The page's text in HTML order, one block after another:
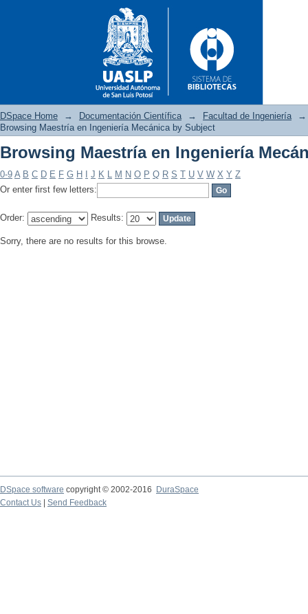
Browsing Maestría en
DSpace Home → Documentación Científica → Facultad de Ingeniería
→
Browsing Maestría en Ingeniería Mecánica by Subject
Browsing Maestría en Ingeniería
0-9 A B C D E F G H J K L M N O P Q R S T U V W X Y Z
Or enter first few letters:
Order: Results:
Sorry, there are no results for this browse.
DSpace software copyright © 2002-2016
DuraSpace
Contact Us
Send Feedback